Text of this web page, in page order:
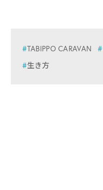
TABIPPO CARAVAN
生き方